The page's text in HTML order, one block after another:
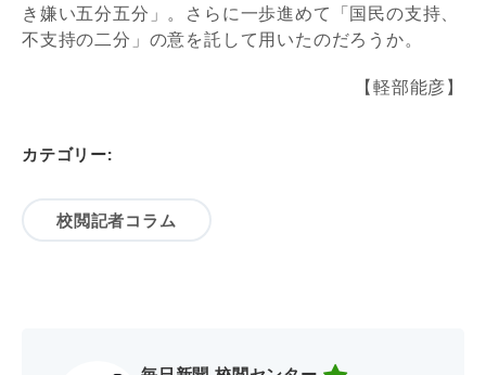
き嫌い五分五分」。さらに一歩進めて「国民の支持、
不支持の二分」の意を託して用いたのだろうか。
【軽部能彦】
カテゴリー:
校閲記者コラム